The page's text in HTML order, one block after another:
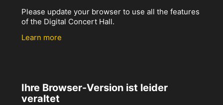
Please update your browser to use all the features
of the Digital Concert Hall.
Learn more
Ihre Browser-Version ist leider
veraltet